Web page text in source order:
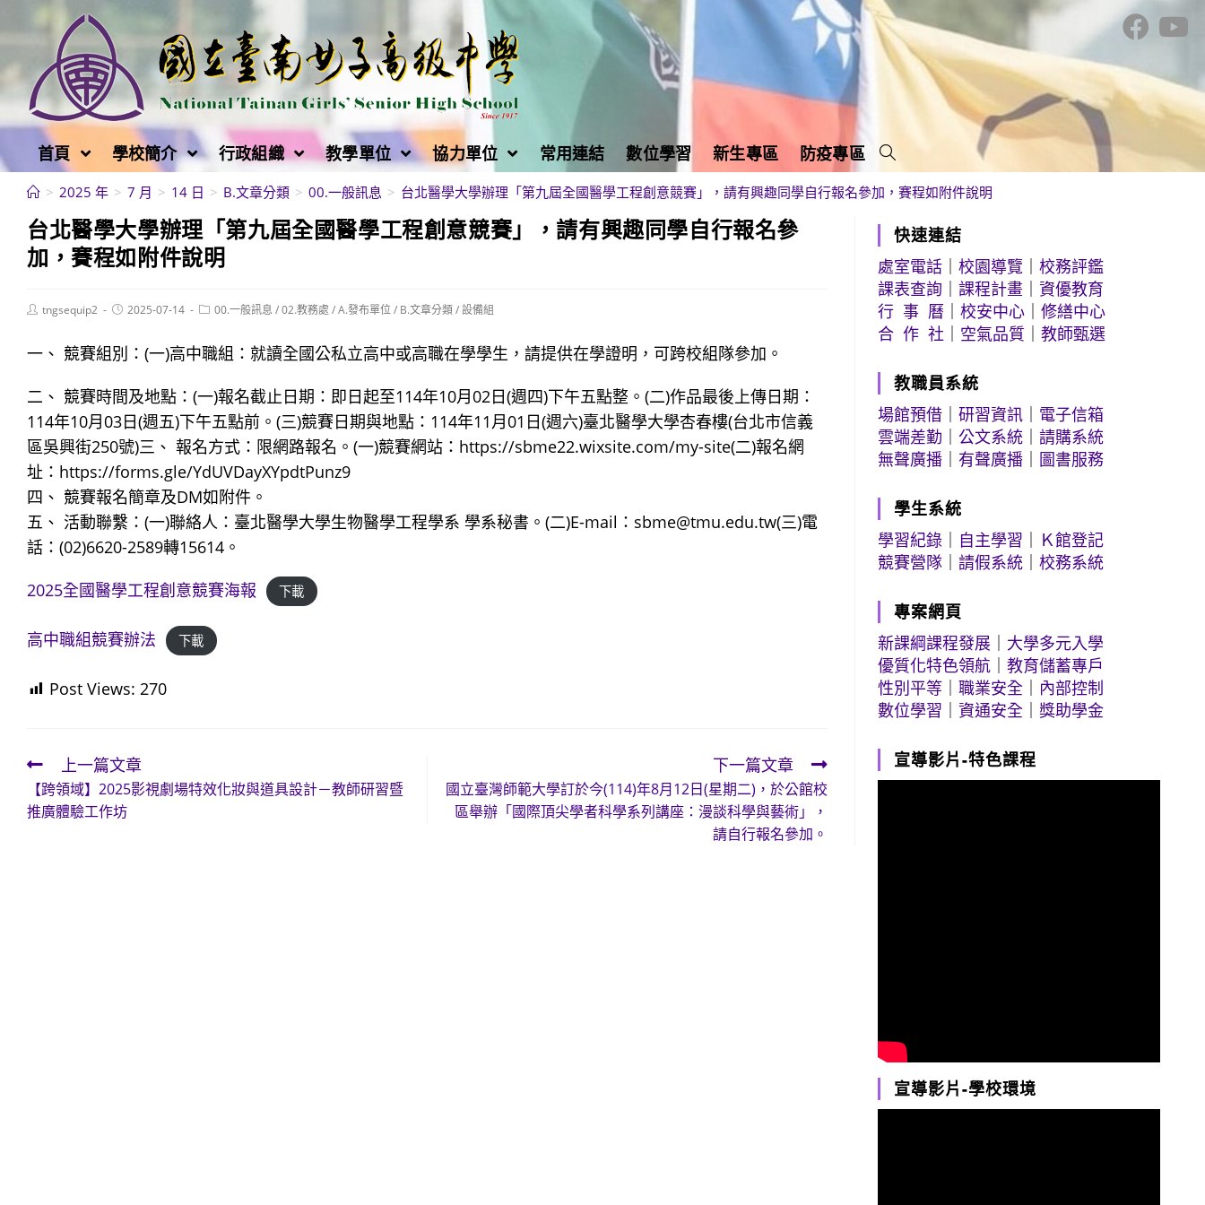
轉
至
容
首頁 學校簡介 行政組織 教學單位 協力單位 常用連結 數位學習 新生專區 防疫專區
> 2025 年 > 7 月 > 14 日 > B.文章分類 > 00.一般訊息 > 台北醫學大學辦理「第九屆全國醫學工程創意競賽」，請有興趣同學自行報名參加，賽程如附件說明
台北醫學大學辦理「第九屆全國醫學工程創意競賽」，請有興趣同學自行報名參
加，賽程如附件說明
Posttngsequip2
Post2025-07-14
Post00.一般訊息 /02.教務處 /A.發布單位/ B.文章分類/設備組
一、 競賽組別：(一)高中職組：就讀全國公私立高中或高職在學學生，請提供在學證明，可跨校組隊參加。
二、 競賽時間及地點：(一)報名截止日期：即日起至114年10月02日(週四)下午五點整。(二)作品最後上傳日期：
114年10月03日(週五)下午五點前。(三)競賽日期與地點：114年11月01日(週六)臺北醫學大學杏春樓(台北市信義
區吳興街250號)三、 報名方式：限網路報名。(一)競賽網站：https://sbme22.wixsite.com/my-site(二)報名網
址：https://forms.gle/YdUVDayXYpdtPunz9
四、 競賽報名簡章及DM如附件。
五、 活動聯繫：(一)聯絡人：臺北醫學大學生物醫學工程學系 學系秘書。(二)E-mail：sbme@tmu.edu.tw(三)電
話：(02)6620-2589轉15614。
2025全國醫學工程創意競賽海報
下載
高中職組競賽辦法 下載
Post Views: 270
Read
more
articles
上一篇文章
【跨領域】2025影視劇場特效化妝與道具設計－教師研習暨
推廣體驗工作坊
下一篇文章
國立臺灣師範大學訂於今(114)年8月12日(星期二)，於公館校
區舉辦「國際頂尖學者科學系列講座：漫談科學與藝術」，
請自行報名參加。
快速連結
處室電話 ｜校園導覽 ｜校務評鑑
課表查詢 ｜課程計畫 ｜資優教育
行 事 曆 ｜校安中心 ｜修繕中心
合 作 社
空氣品質 ｜教師甄選
教職員系統
場館預借 ｜研習資訊
電子信箱
雲端差勤 ｜公文系統 ｜請購系統
無聲廣播
有聲廣播 圖書服務
學生系統
學習紀錄
自主學習
Ｋ館登記
競賽營隊 ｜請假系統 ｜校務系統
專案網頁
新課綱課程發展
大學多元入學
優質化特色領航 ｜教育儲蓄專戶
性別平等 ｜職業安全
內部控制
數位學習 ｜資通安全 ｜獎助學金
宣導影片-特色課程
宣導影片-學校環境